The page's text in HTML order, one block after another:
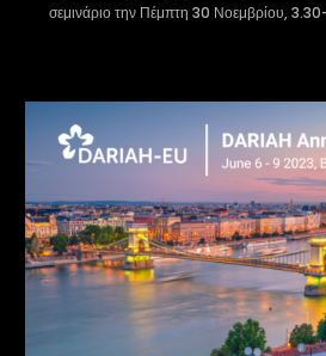
σεμινάριο την Πέμπτη 30 Νοεμβρίου,